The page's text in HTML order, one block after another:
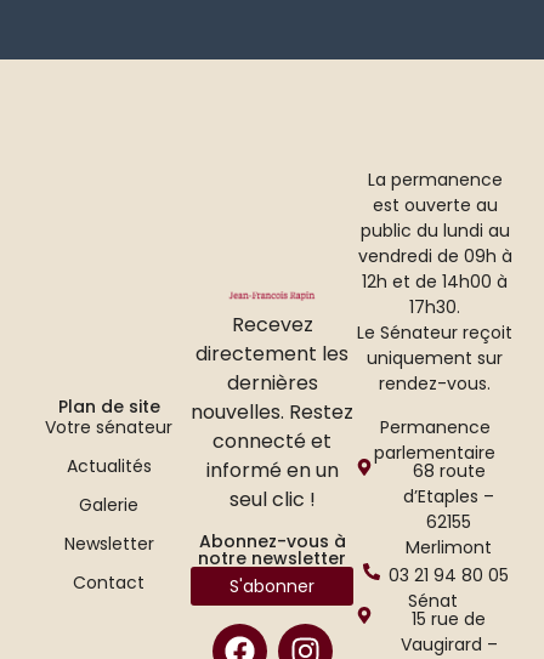
Recevez
directement les
dernières
nouvelles. Restez
connecté et
informé en un
seul clic !
Abonnez-vous à
notre newsletter
S'abonner
La permanence
est ouverte au
public du lundi au
vendredi de 09h à
12h et de 14h00 à
17h30.
Le Sénateur reçoit
uniquement sur
rendez-vous.
Permanence
parlementaire
68 route
d’Etaples –
62155
Merlimont
03 21 94 80 05
Sénat
15 rue de
Vaugirard –
Plan de site
Votre sénateur
Actualités
Galerie
Newsletter
Contact